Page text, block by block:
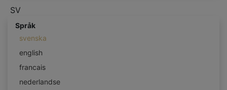
SV
Språk
svenska
english
francais
nederlandse